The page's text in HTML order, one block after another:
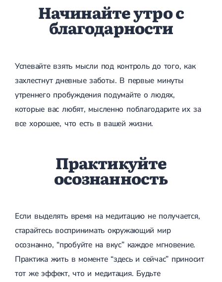
Метаболический синдром
Ожирение
Надпочечниковая недостаточность (болезнь Аддисона)
Лазерная терапия
Реабилитация
Реабилитация после перелома
Реабилитация после эндопротезирования
Реабилитация после артроскопии
Лечебная физкультура
Начинайте утро с
благодарности
Успевайте взять мысли под контроль до того, как
захлестнут дневные заботы. В первые минуты
утреннего пробуждения подумайте о людях,
которые вас любят, мысленно поблагодарите их за
все хорошее, что есть в вашей жизни.
Практикуйте
осознанность
Если выделять время на медитацию не получается,
старайтесь воспринимать окружающий мир
осознанно, “пробуйте на вкус” каждое мгновение.
Практика жить в моменте “здесь и сейчас” приносит
тот же эффект, что и медитация. Будьте